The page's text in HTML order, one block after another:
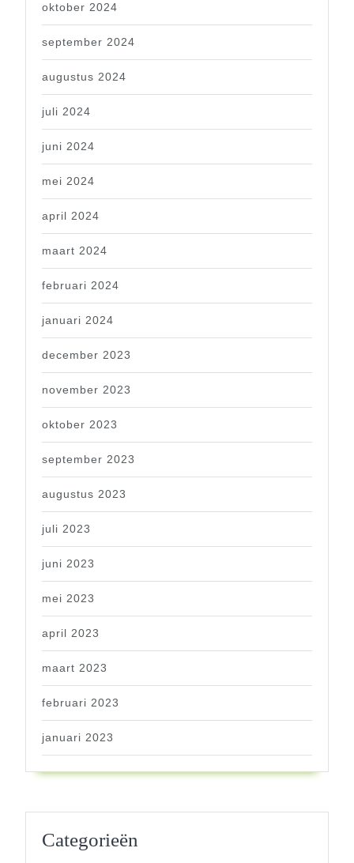
oktober 2024
september 2024
augustus 2024
juli 2024
juni 2024
mei 2024
april 2024
maart 2024
februari 2024
januari 2024
december 2023
november 2023
oktober 2023
september 2023
augustus 2023
juli 2023
juni 2023
mei 2023
april 2023
maart 2023
februari 2023
januari 2023
Categorieën